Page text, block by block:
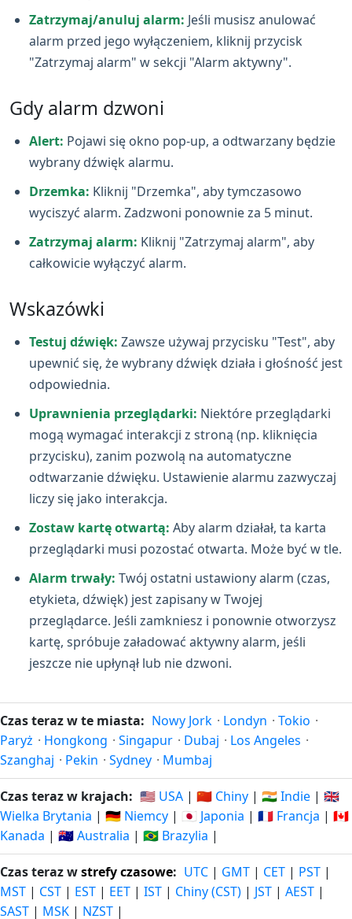
Zatrzymaj/anuluj alarm: Jeśli musisz anulować
alarm przed jego wyłączeniem, kliknij przycisk
"Zatrzymaj alarm" w sekcji "Alarm aktywny".
Gdy alarm dzwoni
Alert: Pojawi się okno pop‑up, a odtwarzany będzie
wybrany dźwięk alarmu.
Drzemka: Kliknij "Drzemka", aby tymczasowo
wyciszyć alarm. Zadzwoni ponownie za 5 minut.
Zatrzymaj alarm: Kliknij "Zatrzymaj alarm", aby
całkowicie wyłączyć alarm.
Wskazówki
Testuj dźwięk: Zawsze używaj przycisku "Test", aby
upewnić się, że wybrany dźwięk działa i głośność jest
odpowiednia.
Uprawnienia przeglądarki: Niektóre przeglądarki
mogą wymagać interakcji z stroną (np. kliknięcia
przycisku), zanim pozwolą na automatyczne
odtwarzanie dźwięku. Ustawienie alarmu zazwyczaj
liczy się jako interakcja.
Zostaw kartę otwartą: Aby alarm działał, ta karta
przeglądarki musi pozostać otwarta. Może być w tle.
Alarm trwały: Twój ostatni ustawiony alarm (czas,
etykieta, dźwięk) jest zapisany w Twojej
przeglądarce. Jeśli zamkniesz i ponownie otworzysz
kartę, spróbuje załadować aktywny alarm, jeśli
jeszcze nie upłynął lub nie dzwoni.
Czas teraz w te miasta: Nowy Jork · Londyn · Tokio ·
Paryż · Hongkong · Singapur · Dubaj · Los Angeles ·
Szanghaj · Pekin · Sydney · Mumbaj
Czas teraz w krajach: 🇺🇸 USA | 🇨🇳 Chiny | 🇮🇳 Indie | 🇬🇧
Wielka Brytania | 🇩🇪 Niemcy | 🇯🇵 Japonia | 🇫🇷 Francja | 🇨🇦
Kanada | 🇦🇺 Australia | 🇧🇷 Brazylia |
Czas teraz wstrefy czasowe: UTC | GMT | CET | PST |
MST | CST | EST | EET | IST | Chiny (CST) | JST | AEST |
SAST | MSK | NZST |